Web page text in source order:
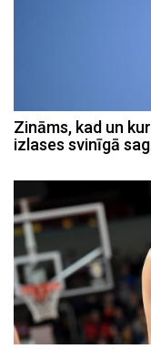
Zināms, kad un
izlases svinīgā